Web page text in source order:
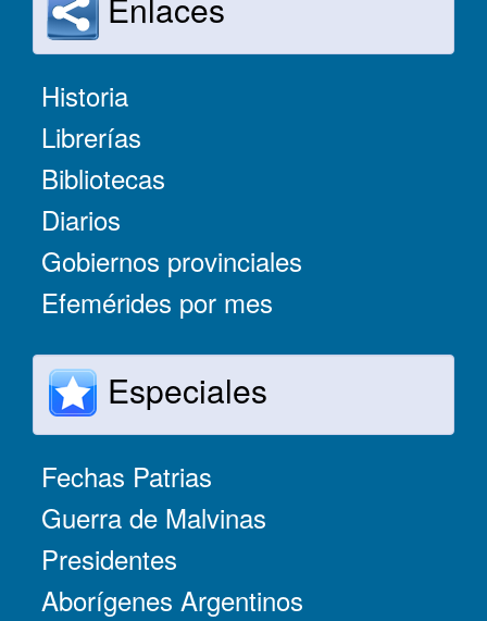
Enlaces
Historia
Librerías
Bibliotecas
Diarios
Gobiernos provinciales
Efemérides por mes
Especiales
Fechas Patrias
Guerra de Malvinas
Presidentes
Aborígenes Argentinos